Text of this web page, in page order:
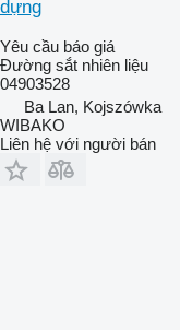
dựng
Yêu cầu báo giá
Đường sắt nhiên liệu
04903528
Ba Lan, Kojszówka
WIBAKO
Liên hệ với người bán